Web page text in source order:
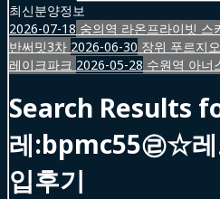
최신분양정보
2026-07-18 숭의역 라온프라이빗 스
반써밋3차 2026-06-30 장위 푸르지
레이크파크 2026-05-28 수원역 아너
Search Results
레:bpmc55㉣☆레
입후기